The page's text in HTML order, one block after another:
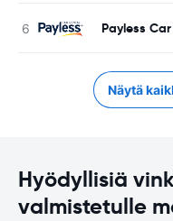
Payless
Näytä
Hyödyllisiä
valmistetulle